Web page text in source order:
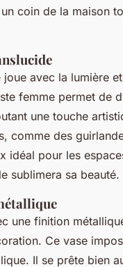
coin de la maison
avec la lumière
femme permet de
une touche
comme des
idéal pour les
sublimera sa beauté.
une finition
Ce vase
Il se prête bien